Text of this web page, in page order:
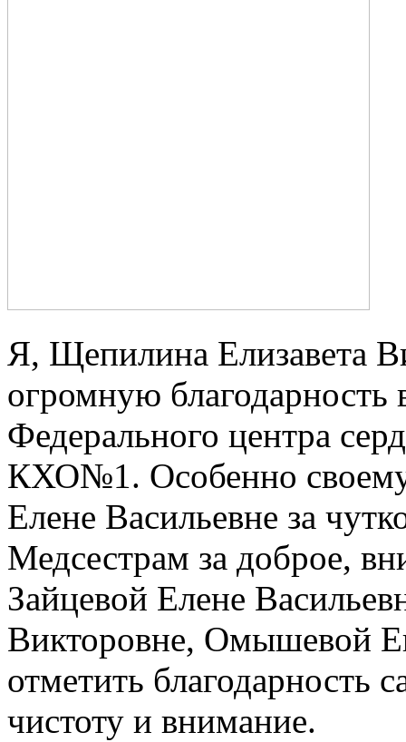
Я, Щепилина Елизавета
огромную благодарность
Федерального центра
КХО№1. Особенно своему
Елене Васильевне за
Медсестрам за доброе,
Зайцевой Елене
Викторовне, Омышевой
отметить благодарность
чистоту и внимание.